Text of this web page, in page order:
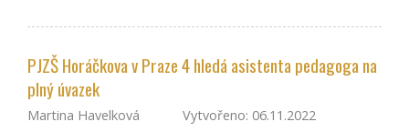
PJZŠ Horáčkova v Praze 4 hledá asistenta pedagoga na
plný úvazek
Martina Havelková Vytvořeno: 06.11.2022